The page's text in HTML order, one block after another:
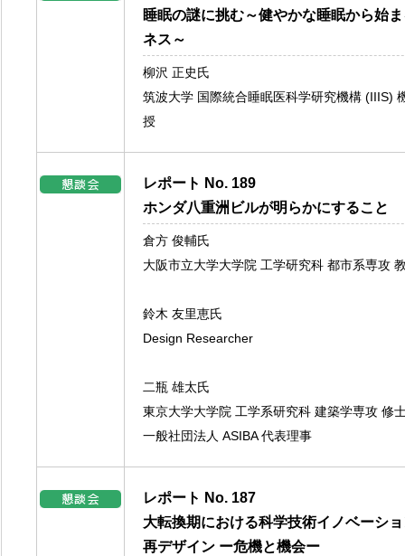
睡眠の謎に挑む～健やかな睡眠から始
ネス～
柳沢 正史氏
筑波大学 国際統合睡眠医科学研究機構 (IIIS)
授
レポート No. 189
ホンダ八重洲ビルが明らかにすること
倉方 俊輔氏
大阪市立大学大学院 工学研究科 都市系専攻
鈴木 友里恵氏
Design Researcher
二瓶 雄太氏
東京大学大学院 工学系研究科 建築学専攻 修
一般社団法人 ASIBA 代表理事
レポート No. 187
大転換期における科学技術イノベーシ
再デザイン ー危機と機会ー